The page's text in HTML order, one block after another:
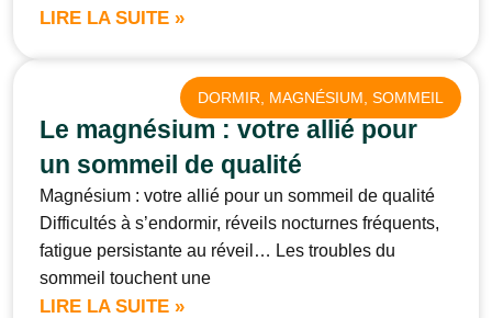
LIRE LA SUITE »
DORMIR MAGNÉSIUM SOMMEIL
Le magnésium : votre allié pour
un sommeil de qualité
Magnésium : votre allié pour un sommeil de qualité
Difficultés à s’endormir, réveils nocturnes fréquents,
fatigue persistante au réveil… Les troubles du
sommeil touchent une
LIRE LA SUITE »